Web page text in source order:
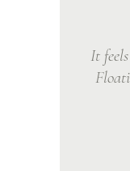
It